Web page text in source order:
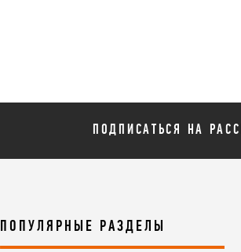
ПОДПИСАТЬСЯ НА
ПОПУЛЯРНЫЕ РАЗДЕЛЫ